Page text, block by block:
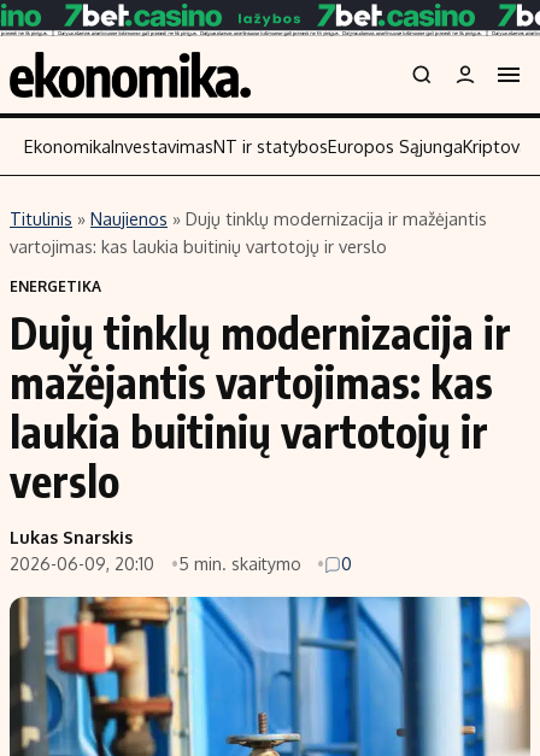
Turinys
Naujienos
Aplinka
Verslas
Energetika
Ekonomika
Politika
Skaitykite
Įmonės
Žemės ūkis
Technologijos
Laisvalaikis
Investavimas
Akcijų rinka
Saulės elektrinės
Kriptovaliutos
Nedarbo išmokos skaičiuoklė
Indėliai
Būsto finansai
EkonomikaInvestavimasNT ir statybosEuropos Sąjunga
Titulinis » Naujienos » Dujų tinklų modernizacija ir mažėjantis
vartojimas: kas laukia buitinių vartotojų ir verslo
ENERGETIKA
Dujų tinklų modernizacija ir
mažėjantis vartojimas: kas
laukia buitinių vartotojų ir
verslo
Lukas Snarskis
2026-06-09, 20:10
5 min. skaitymo 0